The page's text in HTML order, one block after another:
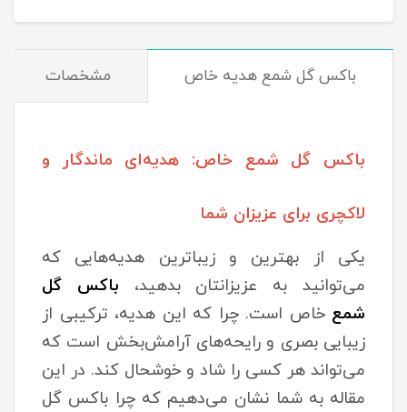
باکس گل شمع هدیه خاص مشخصات
باکس گل شمع خاص: هدیه‌ای ماندگار و
لاکچری برای عزیزان شما
یکی از بهترین و زیباترین هدیه‌هایی که
می‌توانید به عزیزانتان بدهید،
باکس گل
شمع خاص است. چرا که این هدیه، ترکیبی از
زیبایی بصری و رایحه‌های آرامش‌بخش است که
می‌تواند هر کسی را شاد و خوشحال کند. در این
مقاله به شما نشان می‌دهیم که چرا باکس گل